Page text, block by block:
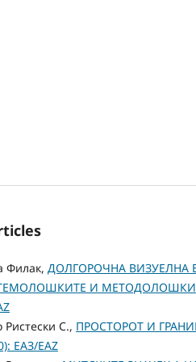
Филак, ДОЛГОРОЧНА ВИЗУЕЛНА
И
С., ПРОСТОРОТ И
ЕАЗ/EAZ